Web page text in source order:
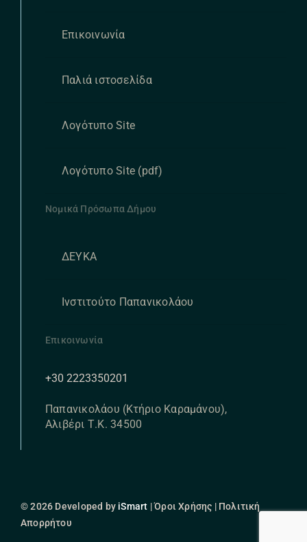
Επικοινωνία
Παλιά ιστοσελίδα
Λογότυπο Site
Λογότυπο Site (pdf)
Νομικά Πρόσωπα Δήμου
ΔΕΥΚΑ
Ινστιτούτο Παπανικολάου
Επικοινωνία
+30 2223350201
Παπανικολάου (Κτήριο Καραμάνου),
Αλιβέρι Τ.Κ. 34500
© 2026 Developed by iSmart | Όροι Χρήσης | Πολιτική
Απορρήτου